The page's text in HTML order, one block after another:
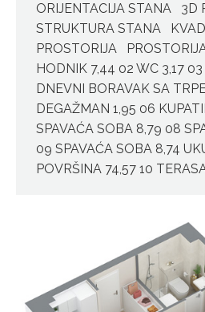
ORIJENTACIJA STANA 3D
STRUKTURA STANA
PROSTORIJA
HODNIK 7,44 02 WC 3,17
DNEVNI BORAVAK SA
DEGAŽMAN 1,95 06
SPAVAĆA SOBA 8,79 08
09 SPAVAĆA SOBA 8,74
POVRŠINA 74,57 10